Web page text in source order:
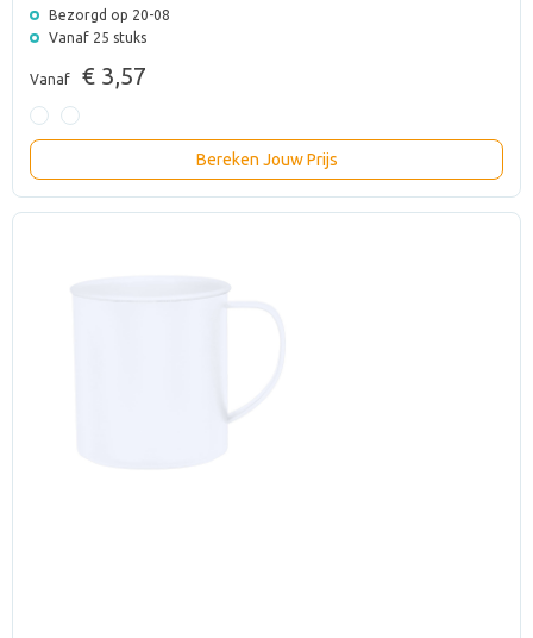
Bezorgd op 20-08
Vanaf 25 stuks
Vanaf € 3,57
Bereken Jouw Prijs